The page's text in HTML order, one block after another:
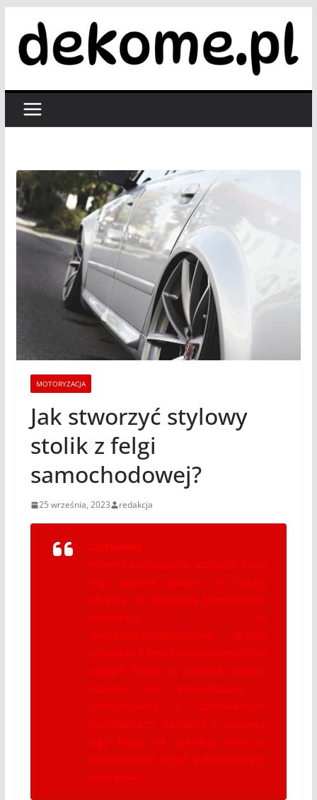
treści
MOTORYZACJA
Jak stworzyć stylowy
stolik z felgi
samochodowej?
25 września, 2023 redakcja
Czytelniku!
Prosimy pamiętać, że wszystkie dane
oraz pomoce zawarte na naszej
witrynie nie zastępują samodzielnej
konsultacji ze
specjalistą/profesjonalistą. Branie
przykładu z treści umieszczonych na
naszym blogu w praktyce zawsze
powinno być konsultowane z
profesjonalistą o odpowiednich
kwalifikacjach. Redakcja i wydawcy
tego bloga nie ponoszą winy za
wykorzystanie porad publikowanych
w serwisie.